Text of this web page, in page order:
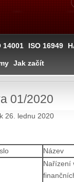
14001 ISO 16949
Jak začít
01/2020
26. lednu 2020
Název
Nařízení